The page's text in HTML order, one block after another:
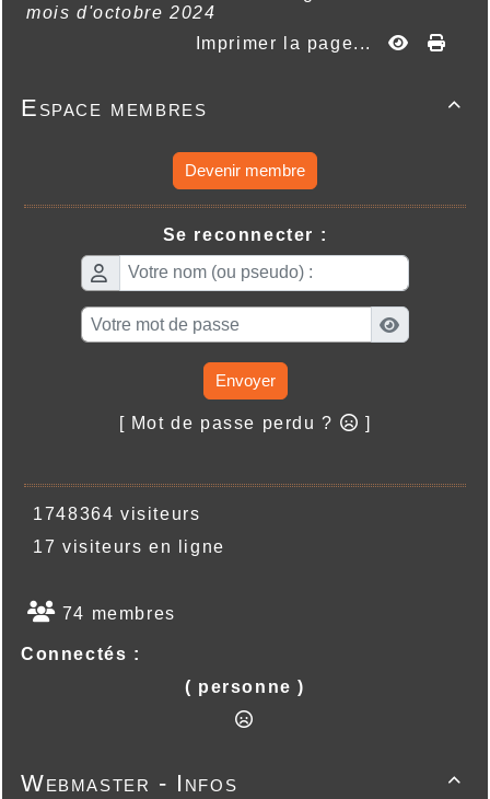
mois d'octobre 2024
Imprimer la page...

Espace membres
Devenir membre
Se reconnecter :
Envoyer
[ Mot de passe perdu ? ]
1748364 visiteurs
17 visiteurs en ligne
74 membres
Connectés :
( personne )

Webmaster - Infos